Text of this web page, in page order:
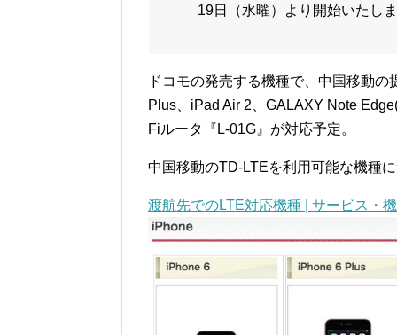
19日（水曜）より開始いたし
ドコモの発売する機種で、中国移動
Plus、iPad Air 2、GALAXY Note
Fiルータ『L-01G』が対応予定。
中国移動のTD-LTEを利用可能な機種
渡航先でのLTE対応機種 | サービス・